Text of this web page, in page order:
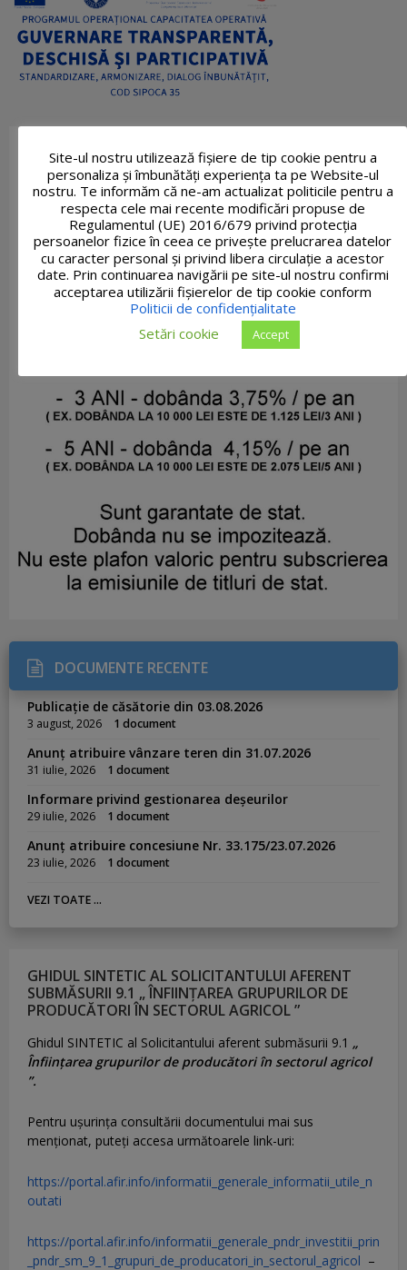
DOCUMENTE RECENTE
Publicație de căsătorie din 03.08.2026
3 august, 2026 1 document
Anunț atribuire vânzare teren din 31.07.2026
31 iulie, 2026 1 document
Informare privind gestionarea deșeurilor
29 iulie, 2026 1 document
Anunț atribuire concesiune Nr. 33.175/23.07.2026
23 iulie, 2026 1 document
VEZI TOATE ...
GHIDUL SINTETIC AL SOLICITANTULUI AFERENT
SUBMĂSURII 9.1 „ ÎNFIINȚAREA GRUPURILOR DE
PRODUCĂTORI ÎN SECTORUL AGRICOL ”
Ghidul SINTETIC al Solicitantului aferent submăsurii 9.1 „
Înființarea grupurilor de producători în sectorul agricol
”.
Pentru uşurinţa consultării documentului mai sus
menţionat, puteţi accesa următoarele link-uri:
https://portal.afir.info/informatii_generale_informatii_utile_n
outati
https://portal.afir.info/informatii_generale_pndr_investitii_prin
_pndr_sm_9_1_grupuri_de_producatori_in_sectorul_agricol –
Site-ul nostru utilizează fişiere de tip cookie pentru a
personaliza și îmbunătăți experiența ta pe Website-ul
nostru. Te informăm că ne-am actualizat politicile pentru a
respecta cele mai recente modificări propuse de
Regulamentul (UE) 2016/679 privind protecția
persoanelor fizice în ceea ce privește prelucrarea datelor
cu caracter personal și privind libera circulație a acestor
date. Prin continuarea navigării pe site-ul nostru confirmi
acceptarea utilizării fişierelor de tip cookie conform
Politicii de confidențialitate
Setări cookie
Accept